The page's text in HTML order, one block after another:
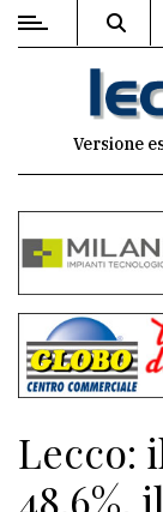
MENU
commenti
Contenuti
del
sito
Meteo
Versione
Lecco:
48.6%,